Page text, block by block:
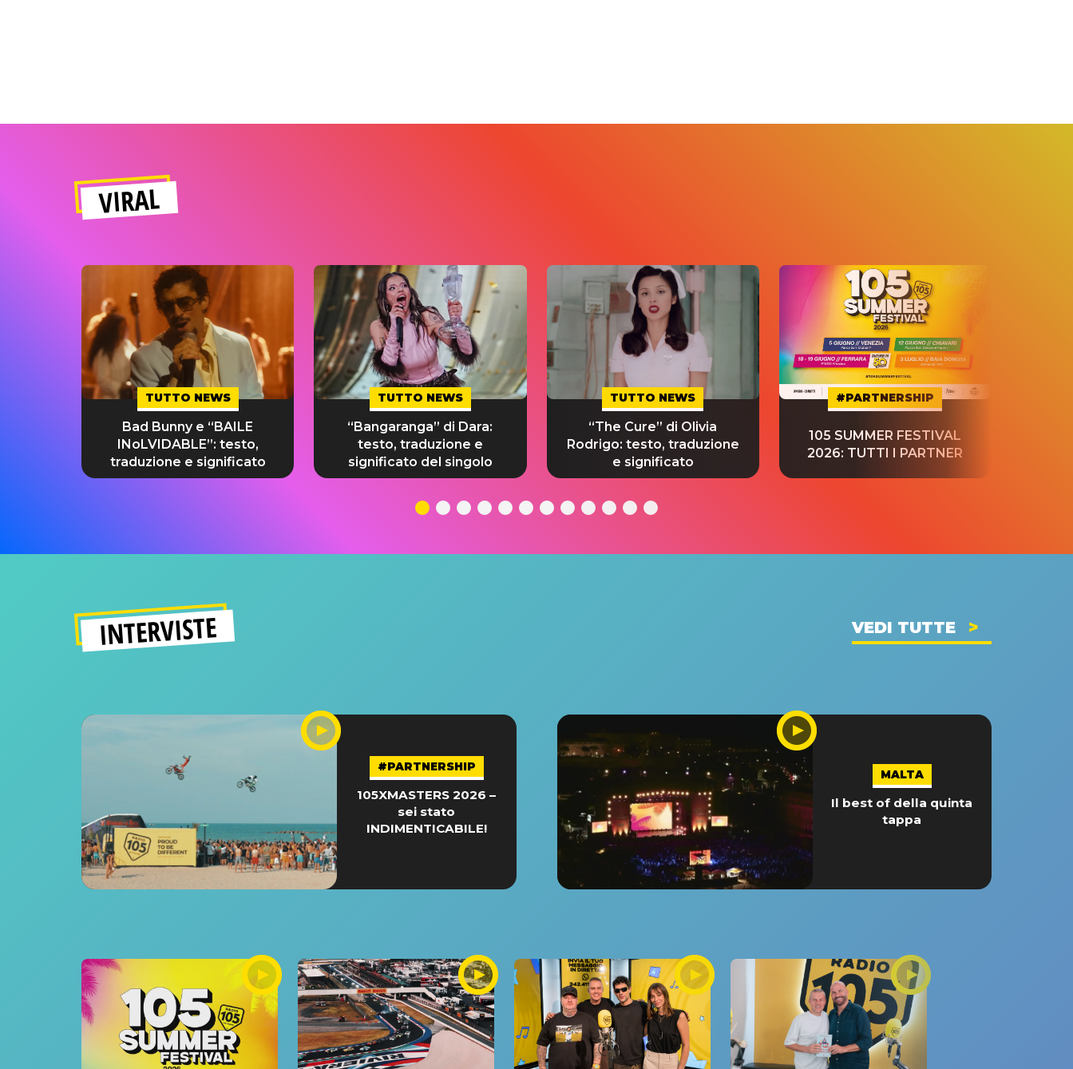
VIRAL
TUTTO NEWS
Bad Bunny e “BAILE
INoLVIDABLE”: testo,
traduzione e significato
TUTTO NEWS
“Bangaranga” di Dara:
testo, traduzione e
significato del singolo
TUTTO NEWS
“The Cure” di Olivia
Rodrigo: testo, traduzione
e significato
#PARTNERSHIP
105 SUMMER FESTIVAL
2026: TUTTI I PARTNER
INTERVISTE VEDI TUTTE
#PARTNERSHIP
105XMASTERS 2026 –
sei stato
INDIMENTICABILE!
MALTA
Il best of della quinta
tappa